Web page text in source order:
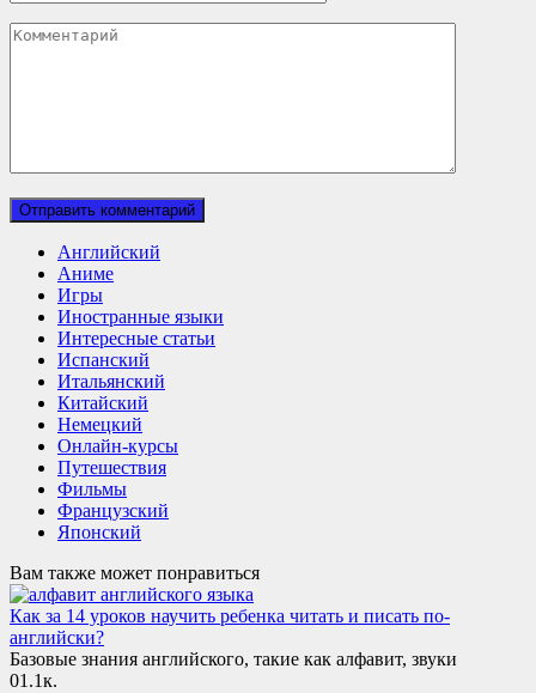
Комментарий
Английский
Аниме
Игры
Иностранные языки
Интересные статьи
Испанский
Итальянский
Китайский
Немецкий
Онлайн-курсы
Путешествия
Фильмы
Французский
Японский
Вам также может понравиться
Как за 14 уроков научить ребенка читать и писать по-
английски?
Базовые знания английского, такие как алфавит, звуки
01.1к.